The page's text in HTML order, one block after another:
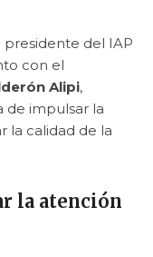
del IAP
con el
Alipi,
de impulsar la
la calidad de la
la atención